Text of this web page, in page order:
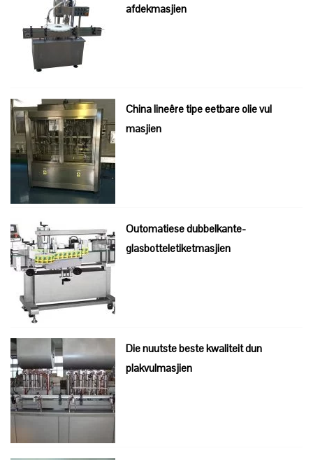
afdekmasjien
China lineêre tipe eetbare olie vul
masjien
Outomatiese dubbelkante-
glasbotteletiketmasjien
Die nuutste beste kwaliteit dun
plakvulmasjien